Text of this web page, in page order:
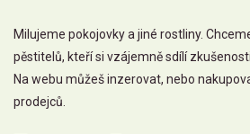
Milujeme pokojovky a jiné rostliny.
pěstitelů, kteří si vzájemně sdílí
Na webu můžeš inzerovat, nebo
prodejců.